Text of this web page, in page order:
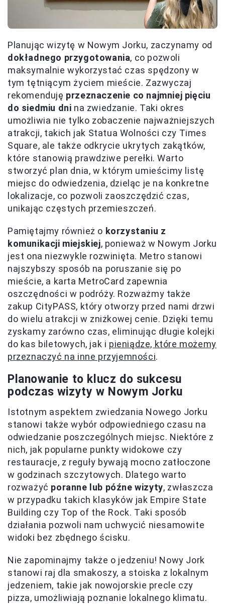
Planując wizytę w Nowym Jorku, zaczynamy od
dokładnego przygotowania, co pozwoli
maksymalnie wykorzystać czas spędzony w
tym tętniącym życiem mieście. Zazwyczaj
rekomenduję przeznaczenie co najmniej pięciu
do siedmiu dni na zwiedzanie. Taki okres
umożliwia nie tylko zobaczenie najważniejszych
atrakcji, takich jak Statua Wolności czy Times
Square, ale także odkrycie ukrytych zakątków,
które stanowią prawdziwe perełki. Warto
stworzyć plan dnia, w którym umieścimy listę
miejsc do odwiedzenia, dzieląc je na konkretne
lokalizacje, co pozwoli zaoszczędzić czas,
unikając częstych przemieszczeń.
Pamiętajmy również o korzystaniu z
komunikacji miejskiej, ponieważ w Nowym Jorku
jest ona niezwykle rozwinięta. Metro stanowi
najszybszy sposób na poruszanie się po
mieście, a karta MetroCard zapewnia
oszczędności w podróży. Rozważmy także
zakup CityPASS, który otworzy przed nami drzwi
do wielu atrakcji w zniżkowej cenie. Dzięki temu
zyskamy zarówno czas, eliminując długie kolejki
do kas biletowych, jak i pieniądze, które możemy
przeznaczyć na inne przyjemności.
Planowanie to klucz do sukcesu
podczas wizyty w Nowym Jorku
Istotnym aspektem zwiedzania Nowego Jorku
stanowi także wybór odpowiedniego czasu na
odwiedzanie poszczególnych miejsc. Niektóre z
nich, jak popularne punkty widokowe czy
restauracje, z reguły bywają mocno zatłoczone
w godzinach szczytowych. Dlatego warto
rozważyć poranne lub późne wizyty, zwłaszcza
w przypadku takich klasyków jak Empire State
Building czy Top of the Rock. Taki sposób
działania pozwoli nam uchwycić niesamowite
widoki bez zbędnego ścisku.
Nie zapominajmy także o jedzeniu! Nowy Jork
stanowi raj dla smakoszy, a stoiska z lokalnym
jedzeniem, takie jak nowojorskie precle czy
pizza, umożliwiają poznanie lokalnego klimatu.